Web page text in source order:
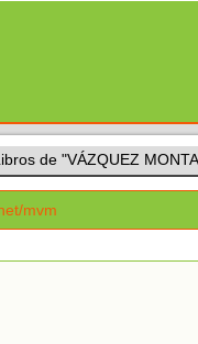
de "VÁZQUEZ
mvm